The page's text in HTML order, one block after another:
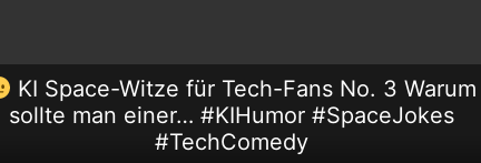
KI Space-Witze für Tech-Fans No. 3 Warum
sollte man einer… #KIHumor #SpaceJokes
#TechComedy